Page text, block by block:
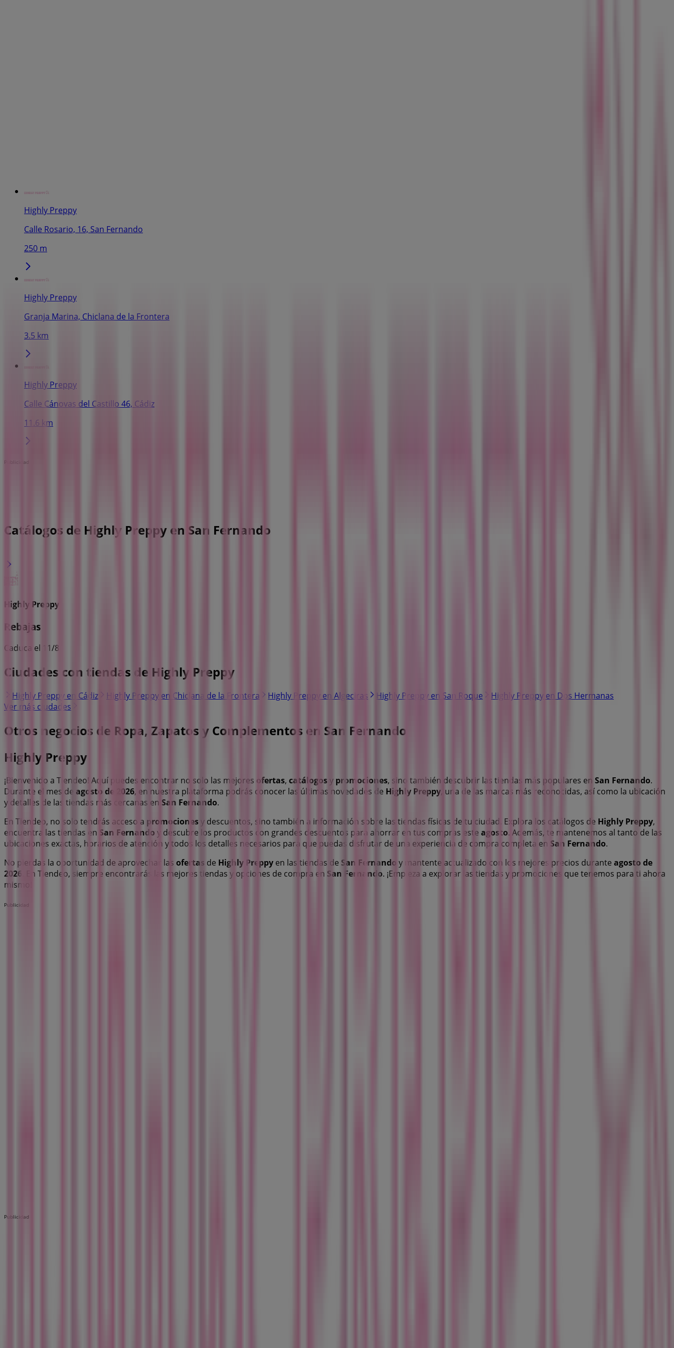
Highly Preppy
Calle Rosario, 16, San Fernando
250 m
Highly Preppy
Granja Marina, Chiclana de la Frontera
3.5 km
Highly Preppy
Calle Cánovas del Castillo 46, Cádiz
11.6 km
Publicidad
Catálogos de Highly Preppy en San Fernando
Highly Preppy
Rebajas
Caduca el 11/8
Ciudades con tiendas de Highly Preppy
Highly Preppy en Cádiz Highly Preppy en Chiclana de la Frontera Highly Preppy en Algeciras Highly Preppy en San Roque
Highly Preppy en Dos Hermanas
Ver más ciudades
Otros negocios de Ropa, Zapatos y Complementos en San Fernando
Highly Preppy
¡Bienvenido a Tiendeo! Aquí puedes encontrar no solo las mejores ofertas, catálogos y promociones, sino también descubrir las tiendas más populares en San Fernando.
Durante el mes de agosto de 2026, en nuestra plataforma podrás conocer las últimas novedades de Highly Preppy, una de las marcas más reconocidas, así como la ubicación
y detalles de las tiendas más cercanas en San Fernando.
En Tiendeo, no solo tendrás acceso a promociones y descuentos, sino también a información sobre las tiendas físicas de tu ciudad. Explora los catálogos de Highly Preppy,
encuentra las tiendas en San Fernando y descubre los productos con grandes descuentos para ahorrar en tus compras este agosto. Además, te mantenemos al tanto de las
ubicaciones exactas, horarios de atención y todos los detalles necesarios para que puedas disfrutar de una experiencia de compra completa en San Fernando.
No pierdas la oportunidad de aprovechar las ofertas de Highly Preppy en las tiendas de San Fernando y mantente actualizado con los mejores precios durante agosto de
2026
. En Tiendeo, siempre encontrarás las mejores tiendas y opciones de compra en San Fernando. ¡Empieza a explorar las tiendas y promociones que tenemos para ti ahora
mismo!
Publicidad
Publicidad